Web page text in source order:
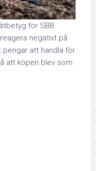
för SBB.
negativt på
att handla för
att köpen blev som